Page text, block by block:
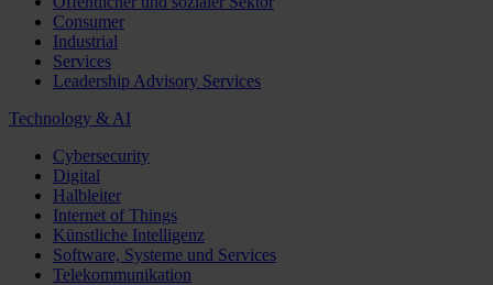
Consumer
Industrial
Services
Leadership Advisory Services
Technology & AI
Cybersecurity
Digital
Halbleiter
Internet of Things
Künstliche Intelligenz
Software, Systeme und Services
Telekommunikation